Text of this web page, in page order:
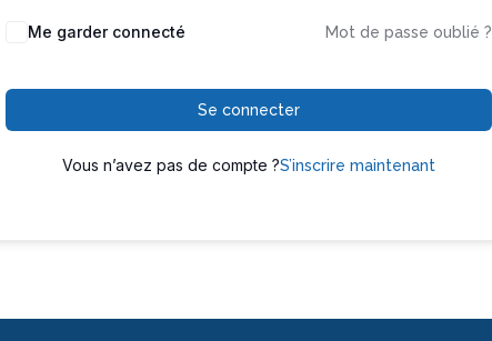
Me garder connecté Mot de passe oublié ?
Se connecter
Vous n’avez pas de compte ?S’inscrire maintenant